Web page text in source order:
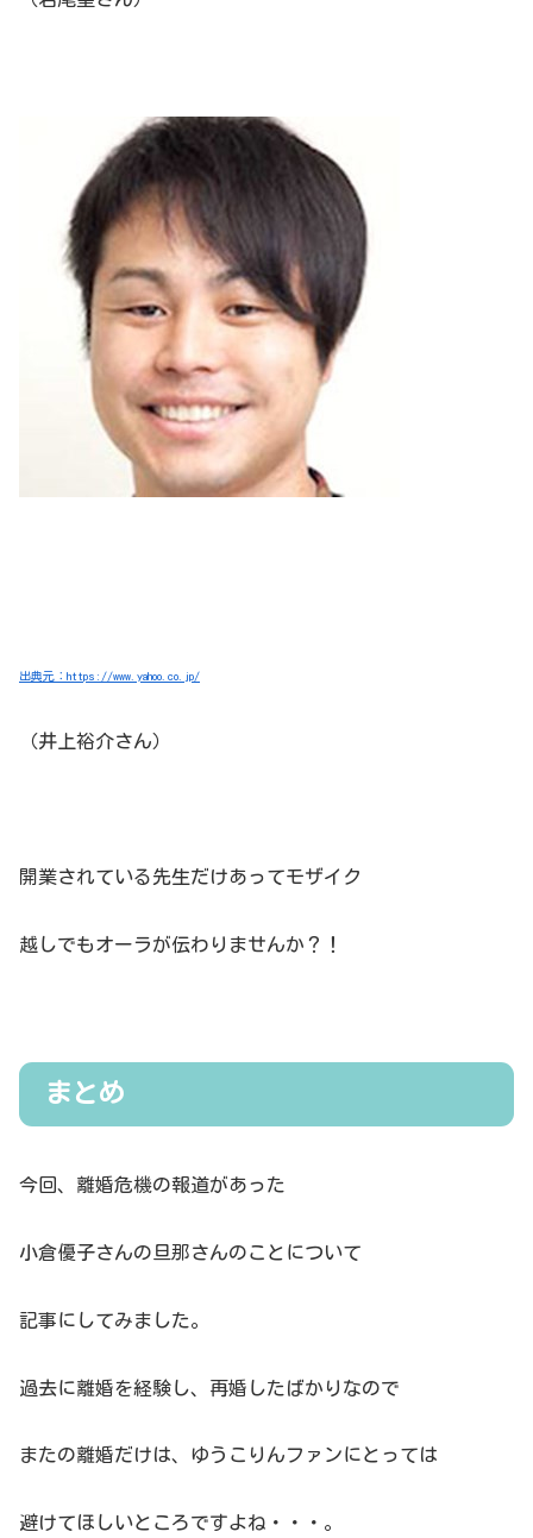
出典元：https://www.yahoo.co.jp/
（井上裕介さん）
開業されている先生だけあってモザイク
越しでもオーラが伝わりませんか？！
まとめ
今回、離婚危機の報道があった
小倉優子さんの旦那さんのことについて
記事にしてみました。
過去に離婚を経験し、再婚したばかりなので
またの離婚だけは、ゆうこりんファンにとっては
避けてほしいところですよね・・・。